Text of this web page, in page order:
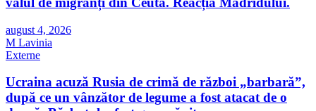
august 4, 2026
M Lavinia
Externe
Ucraina acuză Rusia de crimă de război „barbară”,
după ce un vânzător de legume a fost atacat de o